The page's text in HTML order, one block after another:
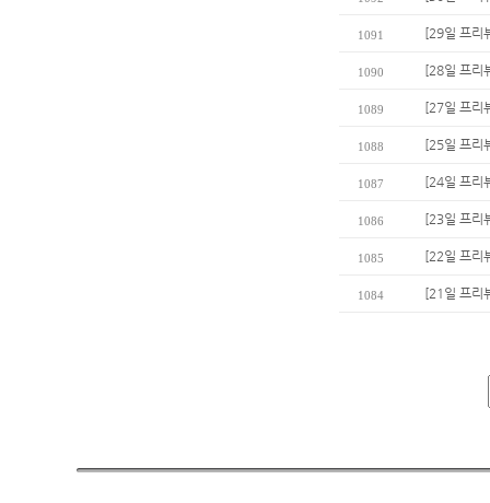
1091 [29일 프리
1090 [28일 프리
1089 [27일 프리
1088 [25일 프리
1087 [24일 프리
1086 [23일 프리
1085 [22일 프리
1084 [21일 프리